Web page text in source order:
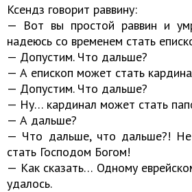
Ксендз говорит раввину:
— Вот вы простой раввин и
надеюсь со временем стать
— Допустим. Что дальше?
— А епископ может стать
— Допустим. Что дальше?
— Ну… кардинал может стать
— А дальше?
— Что дальше, что дальше?!
стать Господом Богом!
— Как сказать… Одному
удалось.